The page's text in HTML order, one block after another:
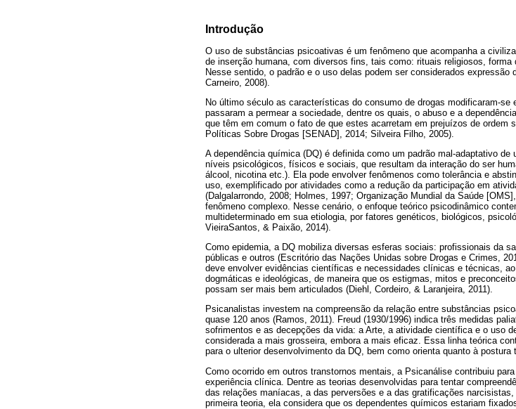
Introdução
O uso de substâncias psicoativas é um fenômeno que acompanha a
de inserção humana, com diversos fins, tais como: rituais religiosos, forma
Nesse sentido, o padrão e o uso delas podem ser considerados
Carneiro, 2008).
No último século as características do consumo de drogas modificaram-
passaram a permear a sociedade, dentre os quais, o abuso e a
que têm em comum o fato de que estes acarretam em prejuízos de ordem
Políticas Sobre Drogas [SENAD], 2014; Silveira Filho, 2005).
A dependência química (DQ) é definida como um padrão mal-adaptativo
níveis psicológicos, físicos e sociais, que resultam da interação do ser
álcool, nicotina etc.). Ela pode envolver fenômenos como tolerância e
uso, exemplificado por atividades como a redução da participação em
(Dalgalarrondo, 2008; Holmes, 1997; Organização Mundial da Saúde
fenômeno complexo. Nesse cenário, o enfoque teórico psicodinâmico
multideterminado em sua etiologia, por fatores genéticos, biológicos,
VieiraSantos, & Paixão, 2014).
Como epidemia, a DQ mobiliza diversas esferas sociais: profissionais da
públicas e outros (Escritório das Nações Unidas sobre Drogas e Crimes,
deve envolver evidências científicas e necessidades clínicas e técnicas,
dogmáticas e ideológicas, de maneira que os estigmas, mitos e
possam ser mais bem articulados (Diehl, Cordeiro, & Laranjeira, 2011).
Psicanalistas investem na compreensão da relação entre substâncias
quase 120 anos (Ramos, 2011). Freud (1930/1996) indica três medidas
sofrimentos e as decepções da vida: a Arte, a atividade científica e o uso
considerada a mais grosseira, embora a mais eficaz. Essa linha teórica
para o ulterior desenvolvimento da DQ, bem como orienta quanto à
Como ocorrido em outros transtornos mentais, a Psicanálise contribuiu
experiência clínica. Dentre as teorias desenvolvidas para tentar
das relações maníacas, a das perversões e a das gratificações
primeira teoria, ela considera que os dependentes químicos estariam